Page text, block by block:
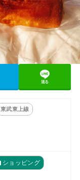
送る
東武東上線
ショッピング